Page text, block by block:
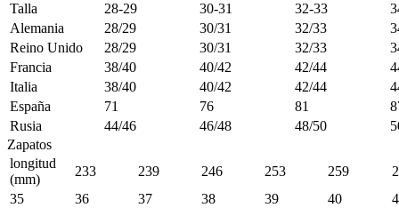
Talla
28-29 30-31 32-33
Alemania
28/29 30/31 32/33
Reino Unido
28/29 30/31 32/33
Francia
38/40 40/42 42/44
Italia
38/40 40/42 42/44
España
71 76 81
Rusia
44/46 46/48 48/50
Zapatos
longitud
(mm)
233 239 246 253 259
35
36 37 38 39 40